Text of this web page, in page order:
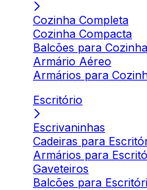
Cozinha Completa
Cozinha Compacta
Balcões para Cozinha
Armário Aéreo
Armários para
Escritório
Escrivaninhas
Cadeiras para
Armários para
Gaveteiros
Balcões para